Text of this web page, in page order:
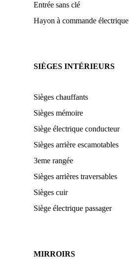
Entrée sans clé
Hayon à commande électrique
SIÈGES INTÉRIEURS
Sièges chauffants
Sièges mémoire
Siège électrique conducteur
Sièges arrière escamotables
3eme rangée
Sièges arrières traversables
Sièges cuir
Siège électrique passager
MIRROIRS